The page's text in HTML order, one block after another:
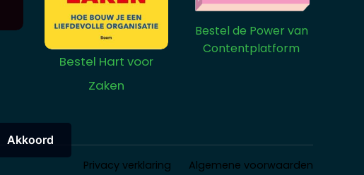
Akkoord
Bestel Hart voor
Zaken
Bestel de Power van
Contentplatform
Privacy verklaring Algemene voorwaarden